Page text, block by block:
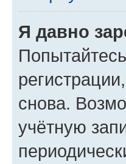
Я давно
снова.
учётную